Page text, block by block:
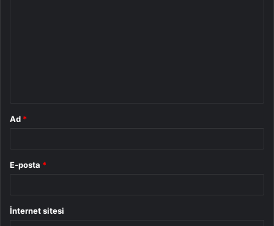
Ad *
E-posta *
İnternet sitesi